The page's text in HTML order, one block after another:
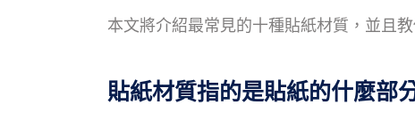
本文將介紹最常見的十種貼紙材質，並且
貼紙材質指的是貼紙的什麼部